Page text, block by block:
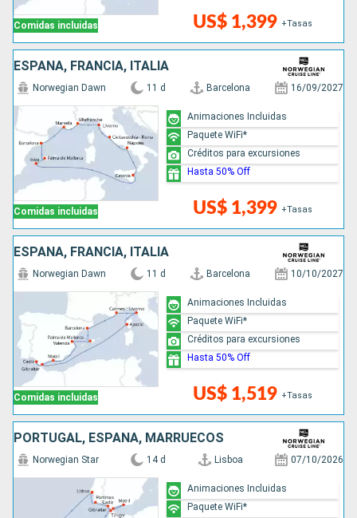
Comidas incluidas US$ 1,399 +Tasas
ESPAÑA, FRANCIA, ITALIA
Comidas incluidas
Norwegian Dawn 11 d Barcelona 16/09/2027
US$ 1,399 +Tasas
Animaciones Incluidas
Paquete WiFi*
Créditos para excursiones
Hasta 50% Off
ESPAÑA, FRANCIA, ITALIA
Comidas incluidas
Norwegian Dawn 11 d Barcelona 10/10/2027
US$ 1,519 +Tasas
Animaciones Incluidas
Paquete WiFi*
Créditos para excursiones
Hasta 50% Off
PORTUGAL, ESPAÑA, MARRUECOS
Norwegian Star 14 d Lisboa 07/10/2026
Animaciones Incluidas
Paquete WiFi*